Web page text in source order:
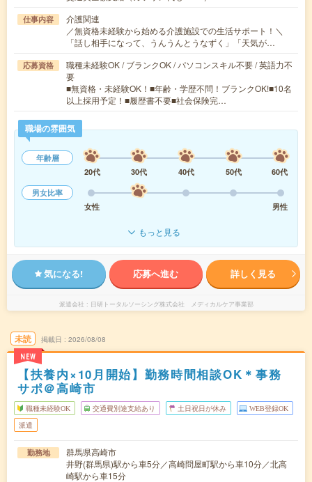
仕事内容
介護関連
／無資格未経験から始める介護施設での生活サポート！＼
「話し相手になって、うんうんとうなずく」「天気が…
応募資格
職種未経験OK / ブランクOK / パソコンスキル不要 / 英語力不
要
■無資格・未経験OK！■年齢・学歴不問！ブランクOK!■10名
以上採用予定！■履歴書不要■社会保険完…
職場の雰囲気
年齢層
20代
30代 40代 50代
60代
男女比率
女性
男性
もっと見る
気になる! 応募へ進む 詳しく見る
派遣会社 日研トータルソーシング株式会社 メディカルケア事業部
未読
NEW
掲載日 2026/08/08
【扶養内×10月開始】勤務時間相談OK＊事務
サポ＠高崎市
職種未経験OK 交通費別途支給あり 土日祝日が休み WEB登録OK
派遣
勤務地
群馬県高崎市
井野(群馬県)駅から車5分／高崎問屋町駅から車10分／北高
崎駅から車15分